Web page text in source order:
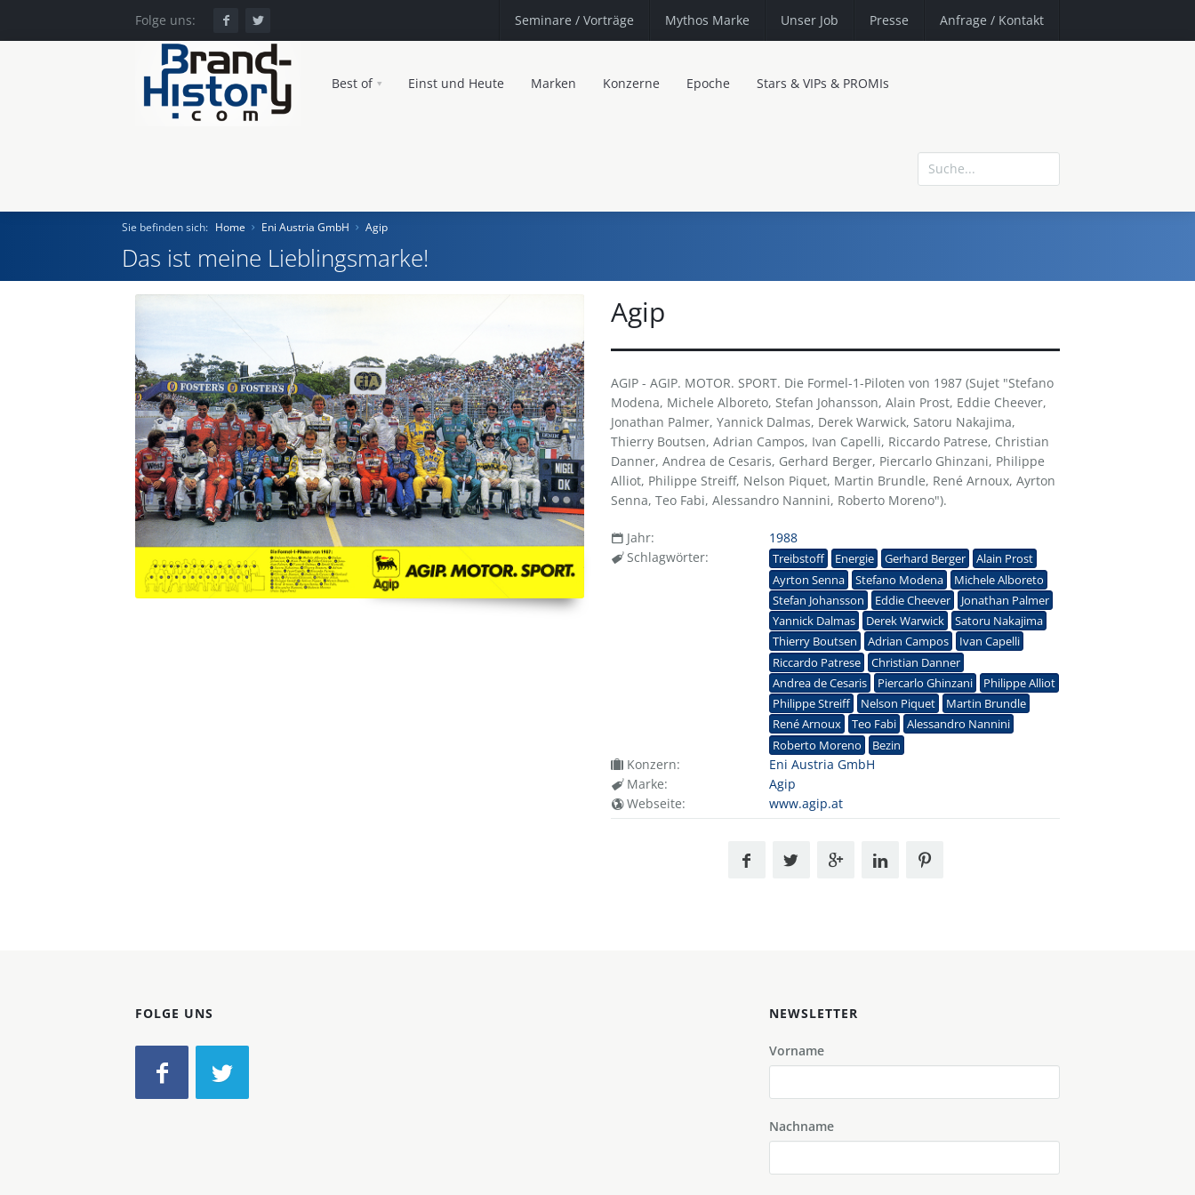
Folge uns: Seminare / Vorträge Mythos Marke Unser Job Presse Anfrage / Kontakt
Best of Einst und Heute Marken Konzerne Epoche Stars & VIPs & PROMIs
Home
Marken
Konzerne
Epoche
Sie befinden sich: Home Eni Austria GmbH Agip
Das ist meine Lieblingsmarke!
Agip
AGIP - AGIP. MOTOR. SPORT. Die Formel-1-Piloten von 1987 (Sujet "Stefano
Modena, Michele Alboreto, Stefan Johansson, Alain Prost, Eddie Cheever,
Jonathan Palmer, Yannick Dalmas, Derek Warwick, Satoru Nakajima,
Thierry Boutsen, Adrian Campos, Ivan Capelli, Riccardo Patrese, Christian
Danner, Andrea de Cesaris, Gerhard Berger, Piercarlo Ghinzani, Philippe
Alliot, Philippe Streiff, Nelson Piquet, Martin Brundle, René Arnoux, Ayrton
Senna, Teo Fabi, Alessandro Nannini, Roberto Moreno").
Jahr:
1988
Schlagwörter:
Treibstoff Energie Gerhard Berger
Alain Prost
Ayrton Senna
Stefano Modena
Michele Alboreto
Stefan Johansson
Eddie Cheever
Jonathan Palmer
Yannick Dalmas
Derek Warwick
Satoru Nakajima
Thierry Boutsen
Adrian Campos
Ivan Capelli
Riccardo Patrese
Christian Danner
Andrea de Cesaris
Piercarlo Ghinzani
Philippe Alliot
Philippe Streiff
Nelson Piquet
Martin Brundle
René Arnoux
Teo Fabi
Alessandro Nannini
Roberto Moreno
Bezin
Konzern:
Eni Austria GmbH
Marke:
Agip
Webseite:
www.agip.at
FOLGE UNS NEWSLETTER
Vorname
Nachname